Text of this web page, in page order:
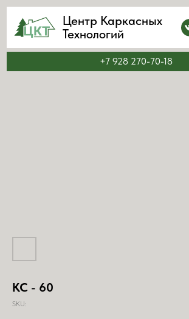
Центр Каркасных
Технологий
+7 928 270-70-18
КС - 60
SKU: